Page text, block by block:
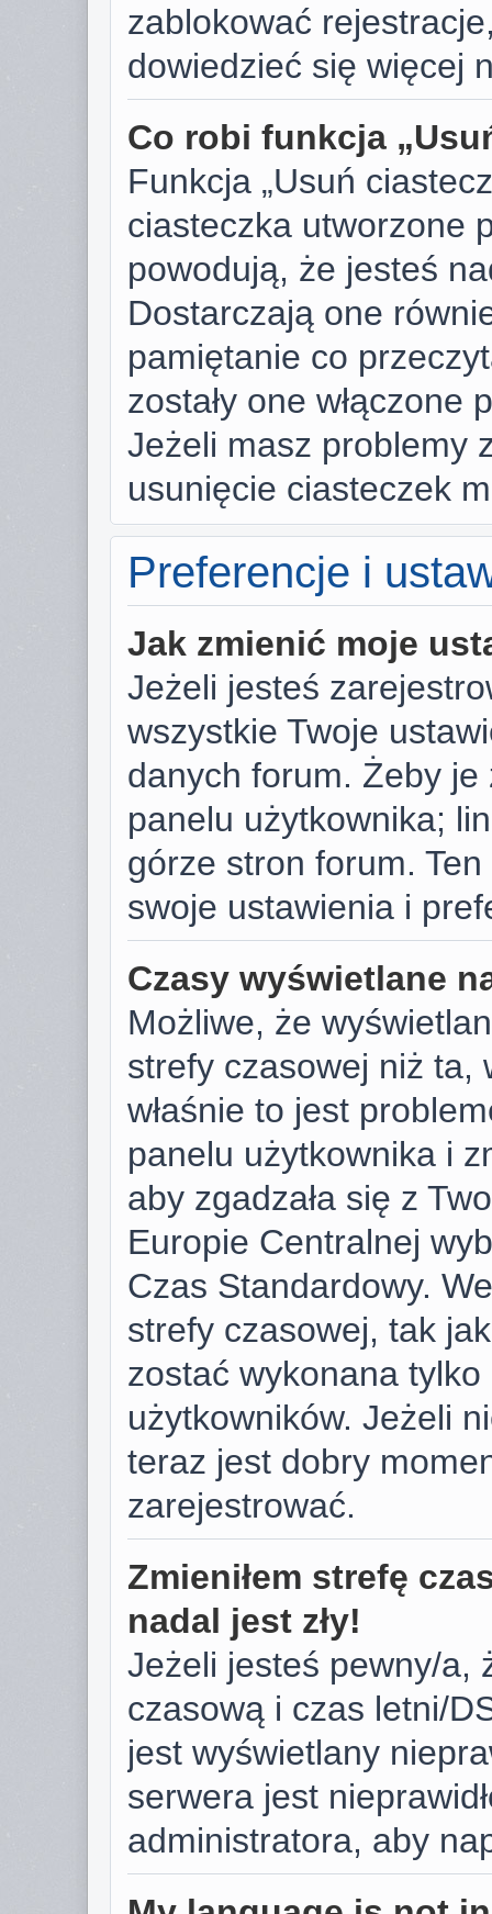
zablokować
dowiedzieć się więcej
Co robi funkcja
Funkcja „Usuń
ciasteczka utworzone
powodują, że jesteś
Dostarczają one
pamiętanie co
zostały one
Jeżeli masz problemy
usunięcie ciasteczek
Preferencje i
Jak zmienić moje
Jeżeli jesteś
wszystkie Twoje
danych forum. Żeby
panelu użytkownika;
górze stron forum.
swoje ustawienia i
Czasy wyświetlane
Możliwe, że
strefy czasowej niż ta,
właśnie to jest
panelu użytkownika i
aby zgadzała się z
Europie Centralnej
Czas Standardowy.
strefy czasowej, tak
zostać wykonana
użytkowników. Jeżeli
teraz jest dobry
zarejestrować.
Zmieniłem strefę
nadal jest zły!
Jeżeli jesteś pewny/a,
czasową i czas letni/
jest wyświetlany
serwera jest
administratora, aby